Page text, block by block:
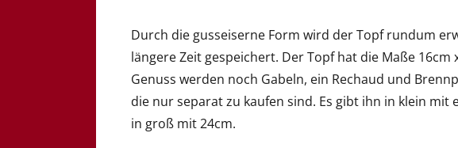
Durch die gusseiserne Form wird der Topf rundum
längere Zeit gespeichert. Der Topf hat die Maße 16cm
Genuss werden noch Gabeln, ein Rechaud und
die nur separat zu kaufen sind. Es gibt ihn in klein
in groß mit 24cm.